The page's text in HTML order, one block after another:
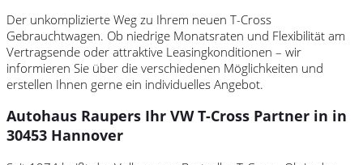
Der unkomplizierte Weg zu Ihrem neuen T-Cross
Gebrauchtwagen. Ob niedrige Monatsraten und Flexibilität am
Vertragsende oder attraktive Leasingkonditionen – wir
informieren Sie über die verschiedenen Möglichkeiten und
erstellen Ihnen gerne ein individuelles Angebot.
Autohaus Raupers Ihr VW T-Cross Partner in in
30453 Hannover